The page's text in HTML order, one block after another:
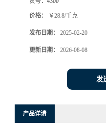
价格： ￥28.8/千克
发布日期： 2025-02-20
更新日期： 2026-08-08
发
产品详请